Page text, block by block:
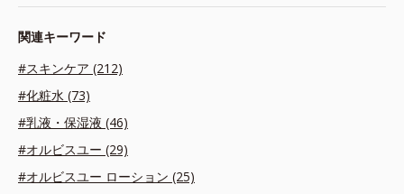
関連キーワード
#スキンケア (212)
#化粧水 (73)
#乳液・保湿液 (46)
#オルビスユー (29)
#オルビスユー ローション (25)